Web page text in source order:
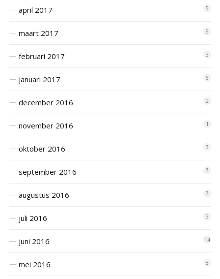
april 2017 5
maart 2017 5
februari 2017 3
januari 2017 6
december 2016 2
november 2016 1
oktober 2016 3
september 2016 7
augustus 2016 7
juli 2016 3
juni 2016 14
mei 2016 8